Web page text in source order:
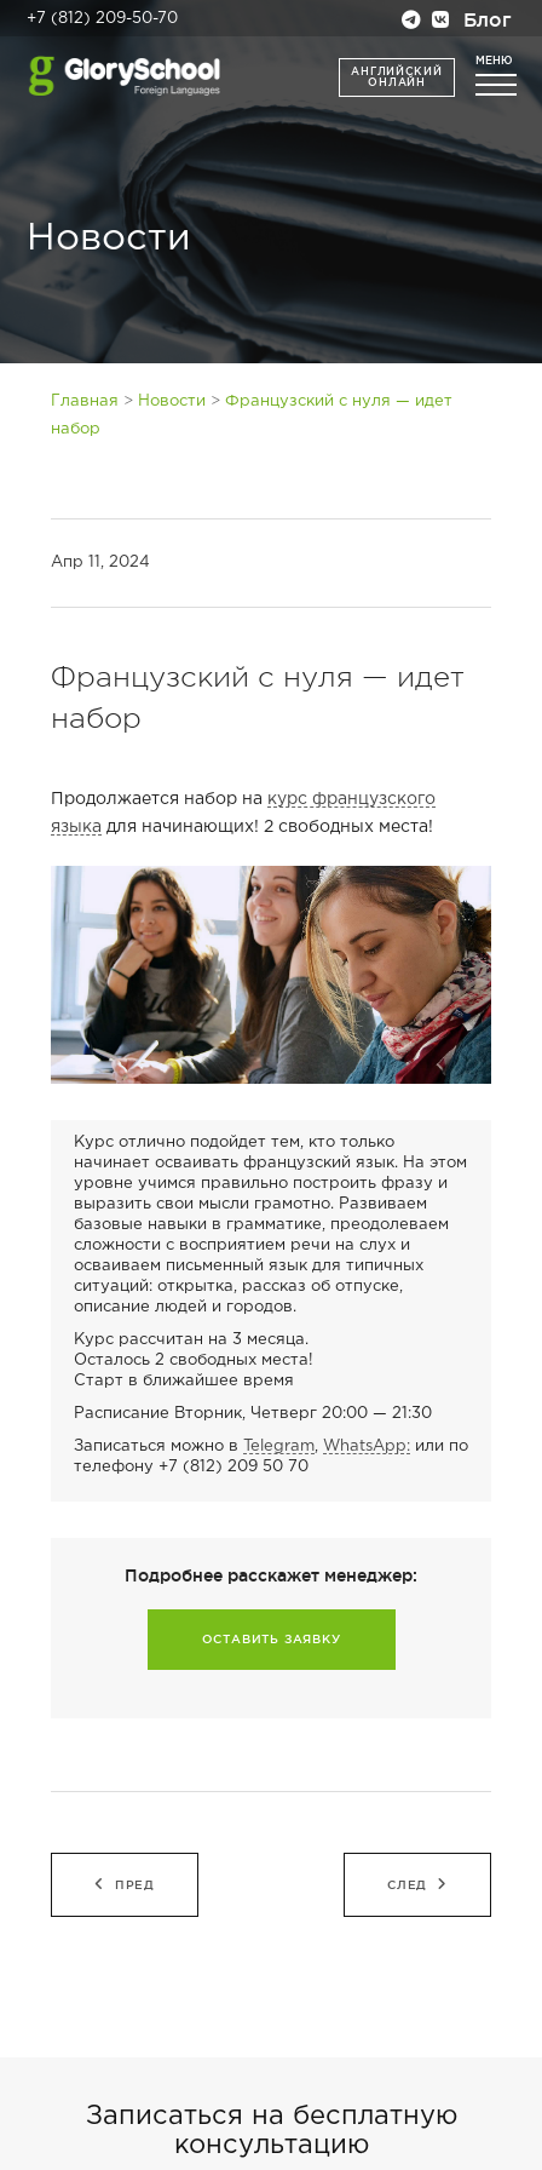
+7 (812) 209-50-70 Блог
АНГЛИЙСКИЙ
ОНЛАЙН
МЕНЮ
Новости
Главная > Новости >Французский с нуля — идет
набор
Апр 11, 2024
Французский с нуля — идет
набор
Продолжается набор на курс французского
языка для начинающих! 2 свободных места!
Курс отлично подойдет тем, кто только
начинает осваивать французский язык. На этом
уровне учимся правильно построить фразу и
выразить свои мысли грамотно. Развиваем
базовые навыки в грамматике, преодолеваем
сложности с восприятием речи на слух и
осваиваем письменный язык для типичных
ситуаций: открытка, рассказ об отпуске,
описание людей и городов.
Курс рассчитан на 3 месяца.
Осталось 2 свободных места!
Старт в ближайшее время
Расписание Вторник, Четверг 20:00 — 21:30
Записаться можно в Telegram, WhatsApp:или по
телефону +7 (812) 209 50 70
Подробнее расскажет менеджер:
ОСТАВИТЬ ЗАЯВКУ
ПРЕД СЛЕД
Записаться на бесплатную
консультацию